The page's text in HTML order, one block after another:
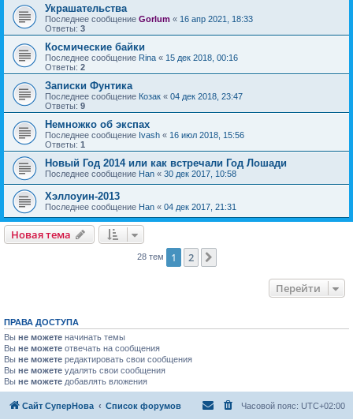
Украшательства
Последнее сообщение Gorlum « 16 апр 2021, 18:33
Ответы: 3
Космические байки
Последнее сообщение Rina « 15 дек 2018, 00:16
Ответы: 2
Записки Фунтика
Последнее сообщение Козак « 04 дек 2018, 23:47
Ответы: 9
Немножко об экспах
Последнее сообщение Ivash « 16 июл 2018, 15:56
Ответы: 1
Новый Год 2014 или как встречали Год Лошади
Последнее сообщение Han « 30 дек 2017, 10:58
Хэллоуин-2013
Последнее сообщение Han « 04 дек 2017, 21:31
Новая тема
28 тем 1 2
Перейти
ПРАВА ДОСТУПА
Вы не можете начинать темы
Вы не можете отвечать на сообщения
Вы не можете редактировать свои сообщения
Вы не можете удалять свои сообщения
Вы не можете добавлять вложения
Сайт СуперНова Список форумов Часовой пояс: UTC+02:00